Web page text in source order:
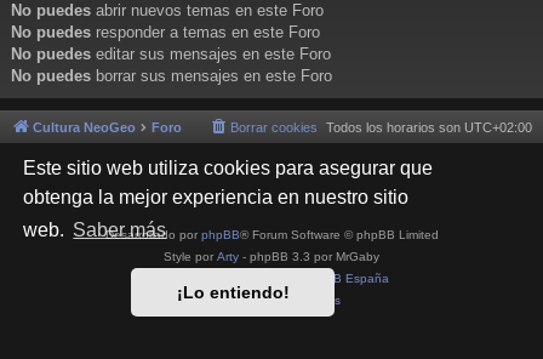
Este sitio web utiliza cookies para asegurar que
obtenga la mejor experiencia en nuestro sitio
web. Saber más
¡Lo entiendo!
No puedes abrir nuevos temas en este Foro
No puedes responder a temas en este Foro
No puedes editar sus mensajes en este Foro
No puedes borrar sus mensajes en este Foro
Cultura NeoGeo Foro Todos los horarios son UTC+02:00
Borrar cookies
Desarrollado por phpBB® Forum Software © phpBB Limited
Style por Arty - phpBB 3.3 por MrGaby
phpBB España
Privacidad|Condiciones